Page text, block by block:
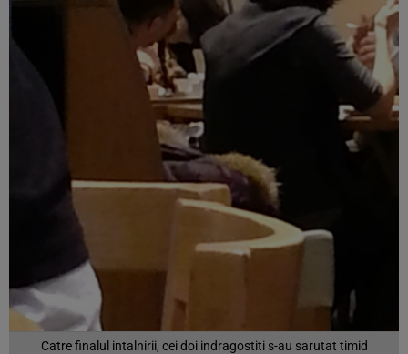
Catre finalul intalnirii, cei doi indragostiti s-au sarutat timid